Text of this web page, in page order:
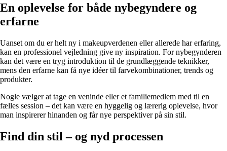
En oplevelse for både nybegyndere og
erfarne
Uanset om du er helt ny i makeupverdenen eller allerede har erfaring,
kan en professionel vejledning give ny inspiration. For nybegynderen
kan det være en tryg introduktion til de grundlæggende teknikker,
mens den erfarne kan få nye idéer til farvekombinationer, trends og
produkter.
Nogle vælger at tage en veninde eller et familiemedlem med til en
fælles session – det kan være en hyggelig og lærerig oplevelse, hvor
man inspirerer hinanden og får nye perspektiver på sin stil.
Find din stil – og nyd processen